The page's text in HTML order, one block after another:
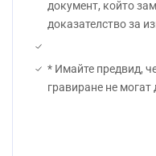
документ, който
доказателство за
* Имайте предвид,
гравиране не